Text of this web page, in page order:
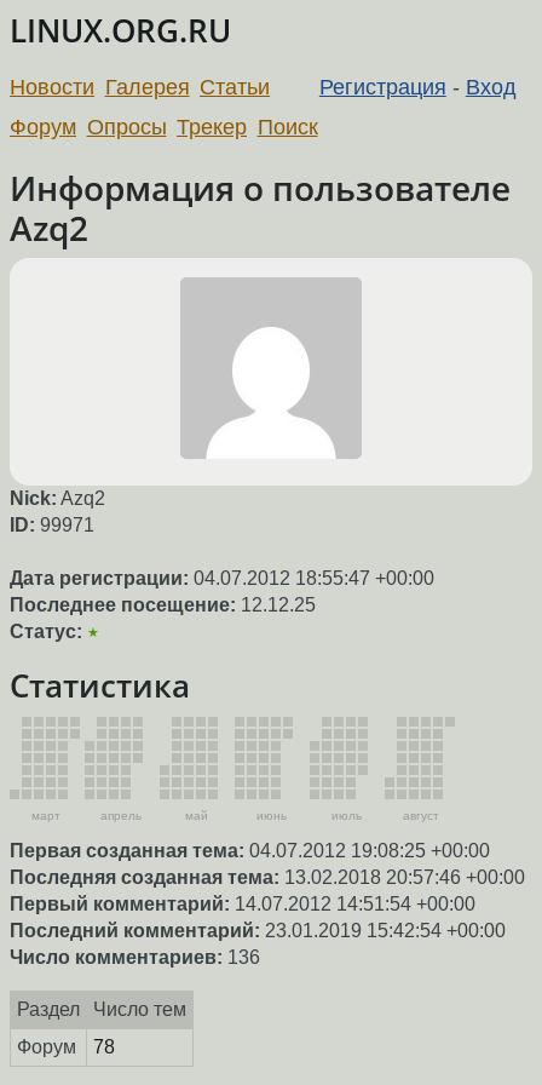
LINUX.ORG.RU
Регистрация - Вход
Новости Галерея Статьи
Форум Опросы Трекер Поиск
Информация о пользователе
Azq2
Nick: Azq2
ID: 99971
Дата регистрации: 04.07.2012 18:55:47 +00:00
Последнее посещение: 12.12.25
Статус: ★
Статистика
март апрель май июнь июль август
Первая созданная тема: 04.07.2012 19:08:25 +00:00
Последняя созданная тема: 13.02.2018 20:57:46 +00:00
Первый комментарий: 14.07.2012 14:51:54 +00:00
Последний комментарий: 23.01.2019 15:42:54 +00:00
Число комментариев: 136
Раздел
Число тем
Форум
78